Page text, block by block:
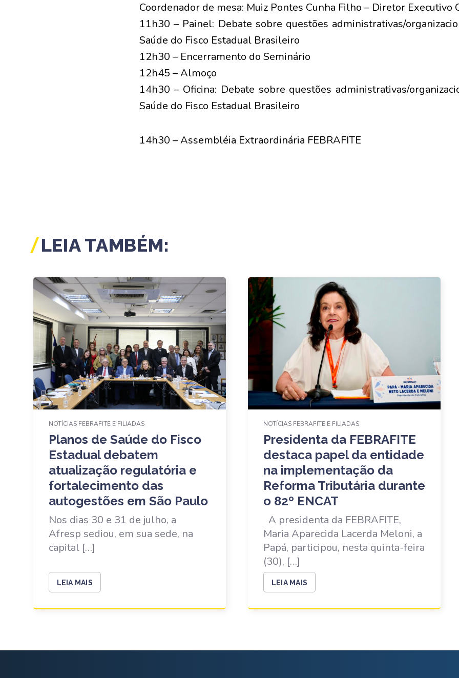
Coordenador de mesa: Muiz Pontes Cunha Filho – Diretor Executivo
11h30 – Painel: Debate sobre questões administrativas/
Saúde do Fisco Estadual Brasileiro
12h30 – Encerramento do Seminário
12h45 – Almoço
14h30 – Oficina: Debate sobre questões administrativas/
Saúde do Fisco Estadual Brasileiro
14h30 – Assembléia Extraordinária FEBRAFITE
LEIA TAMBÉM:
NOTÍCIAS FEBRAFITE E FILIADAS
Planos de Saúde do Fisco
Estadual debatem
atualização regulatória e
fortalecimento das
autogestões em São Paulo
Nos dias 30 e 31 de julho, a
Afresp sediou, em sua sede, na
capital […]
LEIA MAIS
NOTÍCIAS FEBRAFITE E FILIADAS
Presidenta da FEBRAFITE
destaca papel da entidade
na implementação da
Reforma Tributária durante
o 82º ENCAT
A presidenta da FEBRAFITE,
Maria Aparecida Lacerda Meloni, a
Papá, participou, nesta quinta-feira
(30), […]
LEIA MAIS